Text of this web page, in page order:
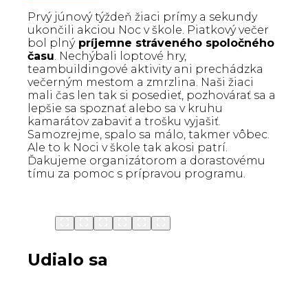
Prvý júnový týždeň žiaci prímy a sekundy
ukončili akciou Noc v škole. Piatkový večer
bol plnýpríjemne stráveného spoločného
času. Nechýbali loptové hry,
teambuildingové aktivity ani prechádzka
večerným mestom a zmrzlina. Naši žiaci
mali čas len tak si posedieť, pozhovárať sa a
lepšie sa spoznať alebo sa v kruhu
kamarátov zabaviť a trošku vyjašiť.
Samozrejme, spalo sa málo, takmer vôbec.
Ale to k Noci v škole tak akosi patrí.
Ďakujeme organizátorom a dorastovému
tímu za pomoc s prípravou programu.
Udialo sa